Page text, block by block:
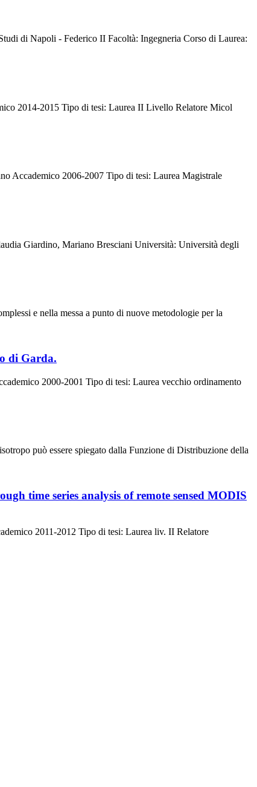
di Napoli - Federico II Facoltà: Ingegneria Corso di Laurea:
2014-2015 Tipo di tesi: Laurea II Livello Relatore Micol
Accademico 2006-2007 Tipo di tesi: Laurea Magistrale
Giardino, Mariano Bresciani Università: Università degli
e nella messa a punto di nuove metodologie per la
di Garda.
2000-2001 Tipo di tesi: Laurea vecchio ordinamento
può essere spiegato dalla Funzione di Distribuzione della
time series analysis of remote sensed MODIS
2011-2012 Tipo di tesi: Laurea liv. II Relatore